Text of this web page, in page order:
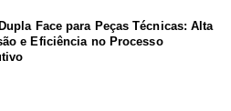
Face para Peças Técnicas: Alta
e Eficiência no Processo